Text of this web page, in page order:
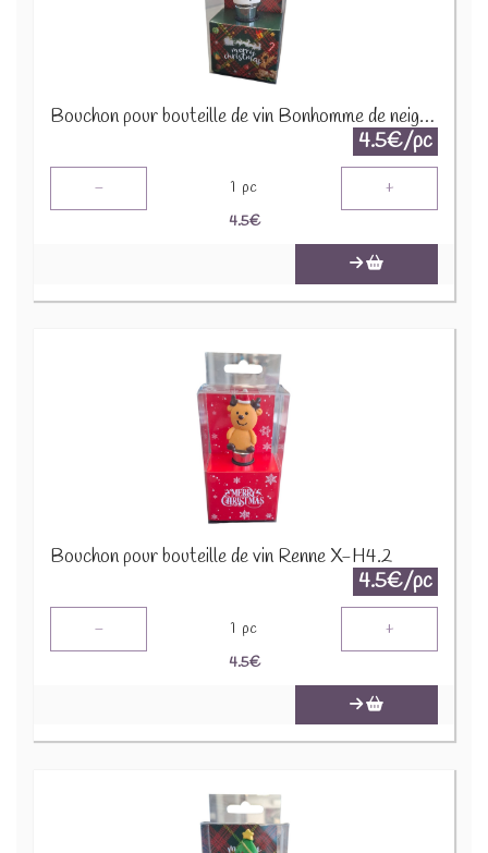
Bouchon pour bouteille de vin Bonhomme de neige X-M10.2
4.5€/pc
- 1 pc +
4.5€
Bouchon pour bouteille de vin Renne X-H4.2
4.5€/pc
- 1 pc +
4.5€